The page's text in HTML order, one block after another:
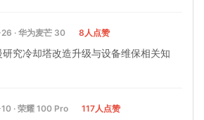
· 华为麦芒 30 8人点赞
究冷却塔改造升级与设备维保相关知
· 荣耀 100 Pro 117人点赞